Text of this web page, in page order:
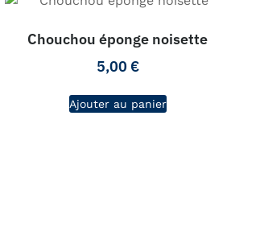
Chouchou éponge noisette
5,00 €
Ajouter au panier